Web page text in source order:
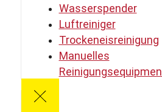
Wasserspender
Luftreiniger
Trockeneisreinigung
Manuelles